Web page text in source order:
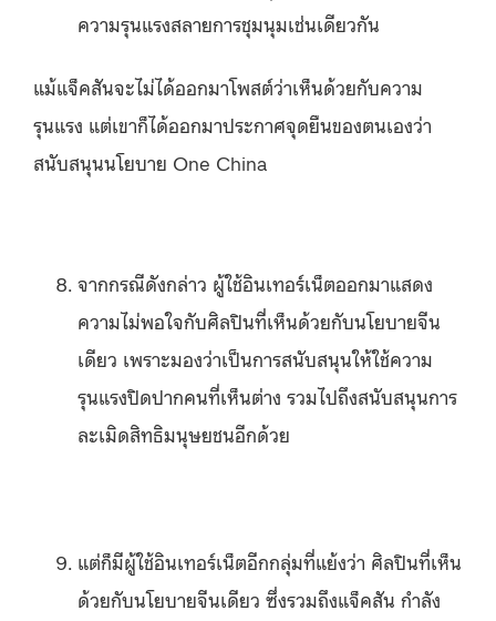
ความรุนแรงสลายการชุมนุมเช่นเดียวกัน
แม้แจ็คสันจะไม่ได้ออกมาโพสต์ว่าเห็นด้วยกับความ
รุนแรง แต่เขาก็ได้ออกมาประกาศจุดยืนของตนเองว่า
สนับสนุนนโยบาย One China
จากกรณีดังกล่าว ผู้ใช้อินเทอร์เน็ตออกมาแสดง
ความไม่พอใจกับศิลปินที่เห็นด้วยกับนโยบายจีน
เดียว เพราะมองว่าเป็นการสนับสนุนให้ใช้ความ
รุนแรงปิดปากคนที่เห็นต่าง รวมไปถึงสนับสนุนการ
ละเมิดสิทธิมนุษยชนอีกด้วย
แต่ก็มีผู้ใช้อินเทอร์เน็ตอีกกลุ่มที่แย้งว่า ศิลปินที่เห็น
ด้วยกับนโยบายจีนเดียว ซึ่งรวมถึงแจ็คสัน กำลัง